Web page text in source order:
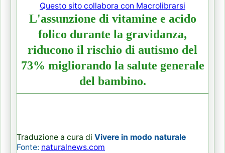
Questo sito collabora con Macrolibrarsi
L'assunzione di vitamine e acido
folico durante la gravidanza,
riducono il rischio di autismo del
73% migliorando la salute generale
del bambino.
Traduzione a cura di Vivere in modo naturale
Fonte: naturalnews.com